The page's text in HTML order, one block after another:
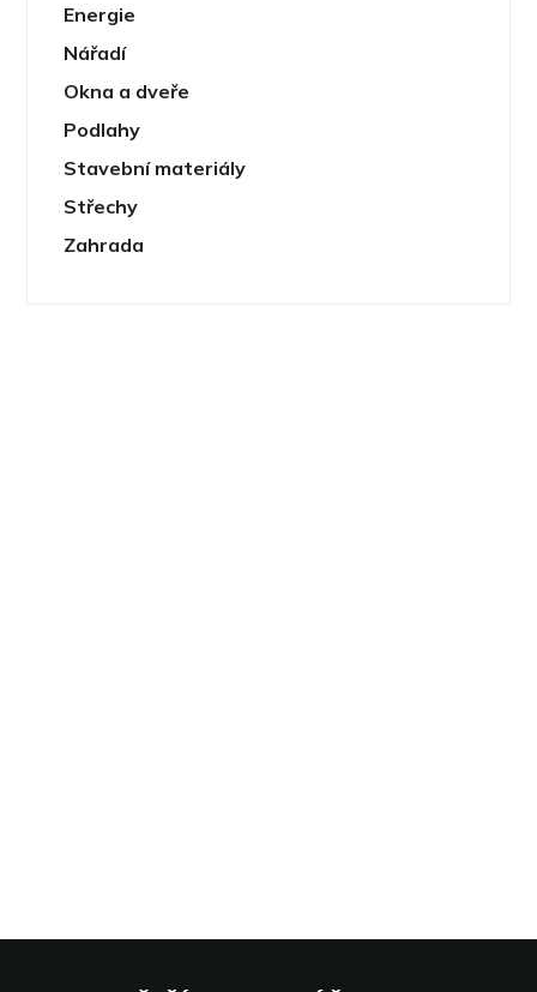
Energie
Nářadí
Okna a dveře
Podlahy
Stavební materiály
Střechy
Zahrada